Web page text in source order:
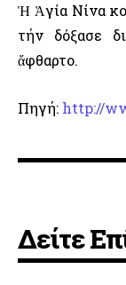
Ἡ Ἁγία Νίνα
τήν δόξασε
ἄφθαρτο.
Πηγή: http://
Δείτε